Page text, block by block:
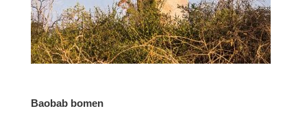
Baobab bomen